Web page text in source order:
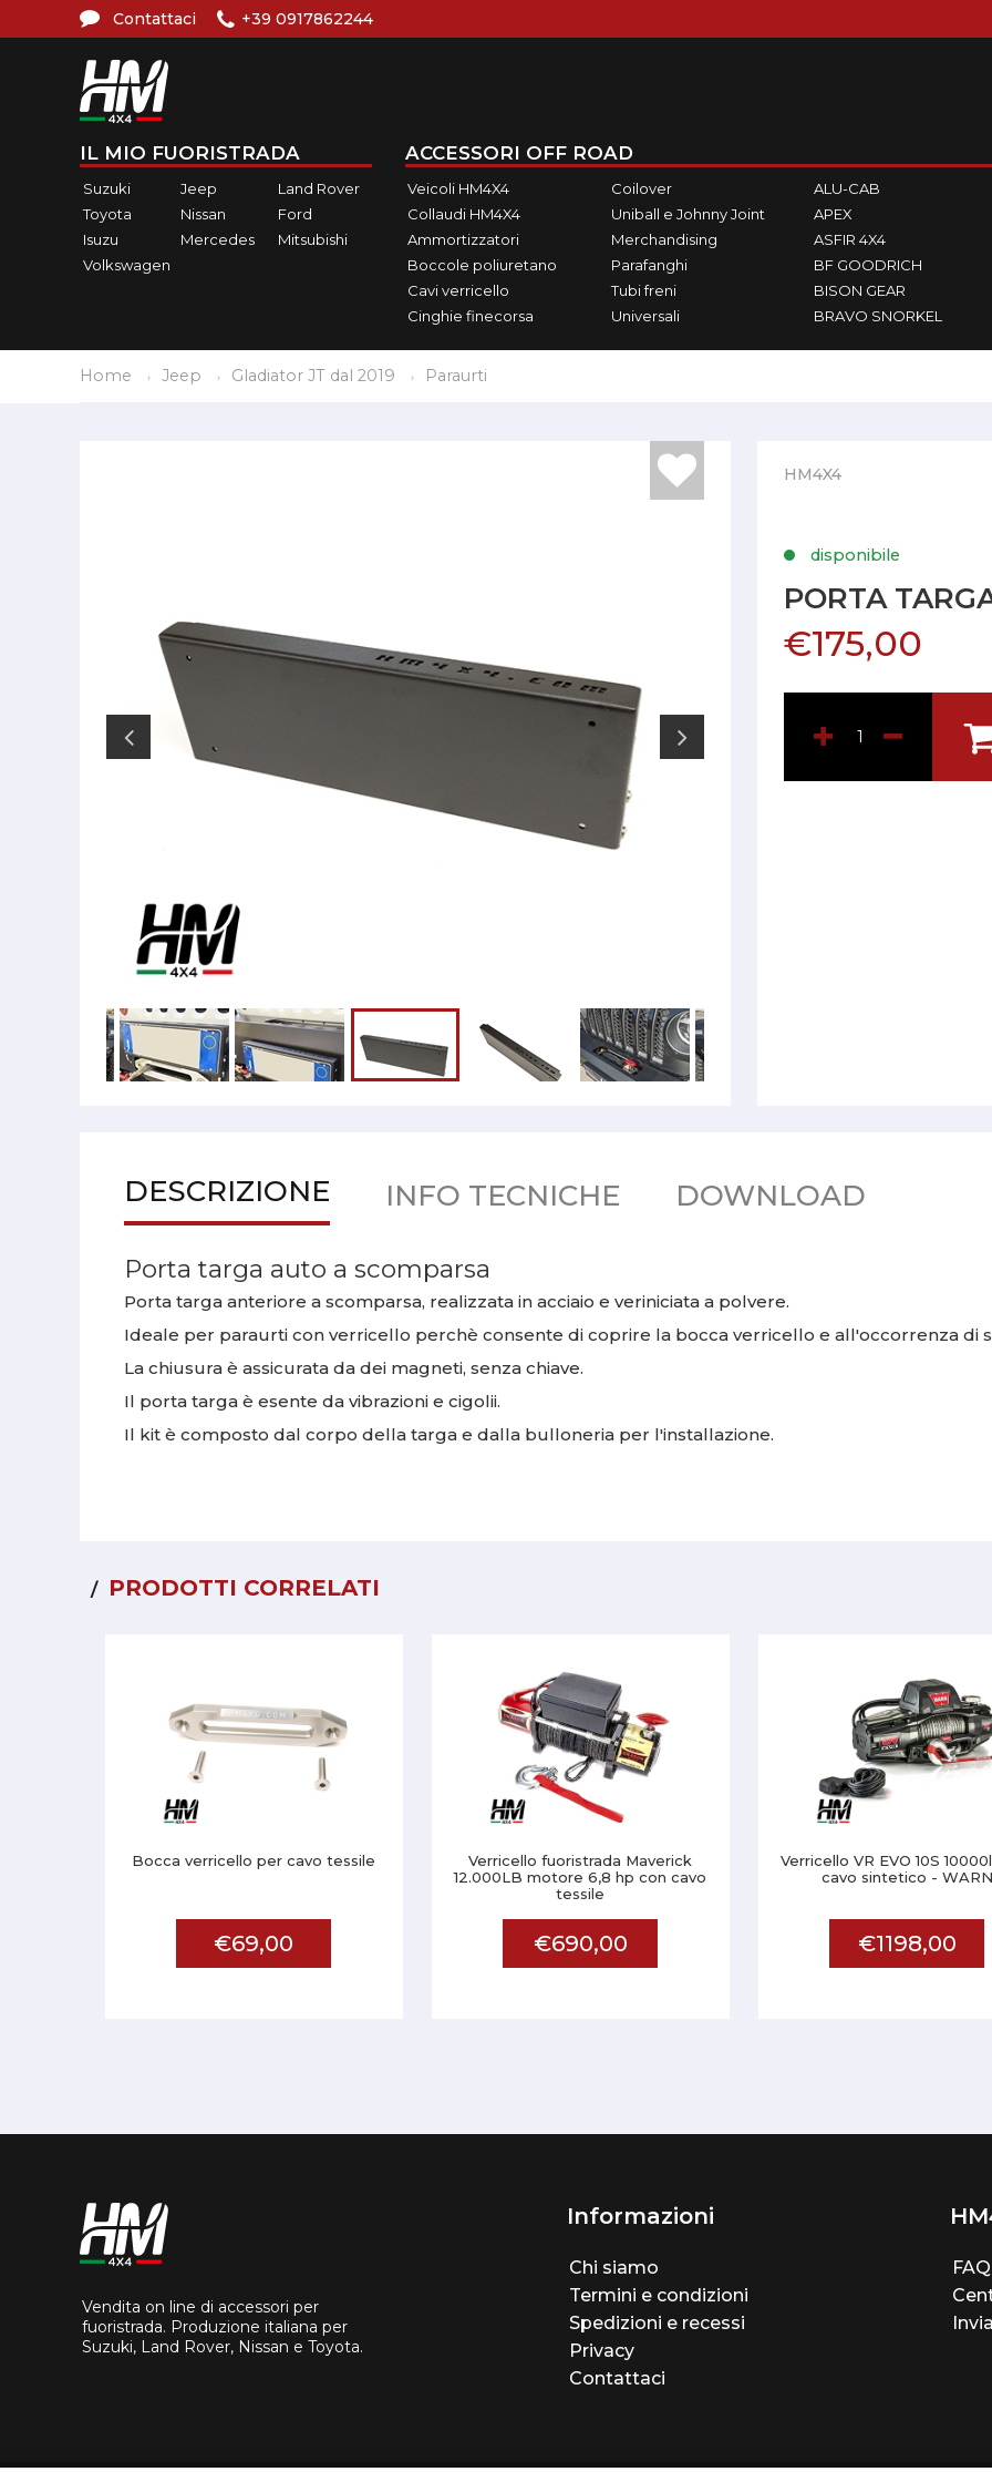
Contattaci +39 0917862244
IL MIO FUORISTRADA
Suzuki Jeep
Land Rover
Toyota
Nissan
Ford
Isuzu
Mercedes
Mitsubishi
Volkswagen
ACCESSORI OFF ROAD
Veicoli HM4X4
Collaudi HM4X4
Ammortizzatori
Boccole poliuretano
Cavi verricello
Cinghie finecorsa
Coilover
Uniball e Johnny Joint
Merchandising
Parafanghi
Tubi freni
Universali
ALU-CAB
APEX
ASFIR 4X4
BF GOODRICH
BISON GEAR
BRAVO SNORKEL
Home Jeep Gladiator JT dal 2019 Paraurti
HM4X4
disponibile
PORTA
€175,00
DESCRIZIONE INFO TECNICHE DOWNLOAD
Porta targa auto a scomparsa
Porta targa anteriore a scomparsa, realizzata in acciaio e veriniciata a polvere.
Ideale per paraurti con verricello perchè consente di coprire la bocca verricello e all'occorrenza di
La chiusura è assicurata da dei magneti, senza chiave.
Il porta targa è esente da vibrazioni e cigolii.
Il kit è composto dal corpo della targa e dalla bulloneria per l'installazione.
PRODOTTI CORRELATI
Bocca verricello per cavo tessile
€69,00
Verricello fuoristrada Maverick
12.000LB motore 6,8 hp con cavo
tessile
€690,00
Verricello VR EVO 10S
cavo sintetico - WARN
€1198,00
Vendita on line di accessori per
fuoristrada. Produzione italiana per
Suzuki, Land Rover, Nissan e Toyota.
Informazioni
Chi siamo
Termini e condizioni
Spedizioni e recessi
Privacy
Contattaci
FAQ